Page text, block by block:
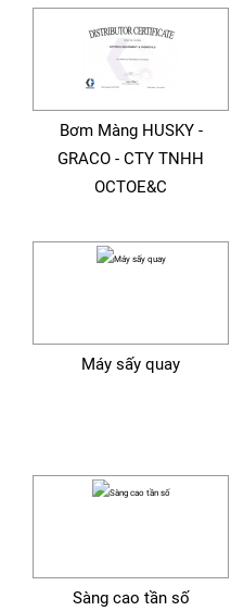
Bơm Màng HUSKY -
GRACO - CTY TNHH
OCTOE&C
Máy sấy quay
Sàng cao tần số